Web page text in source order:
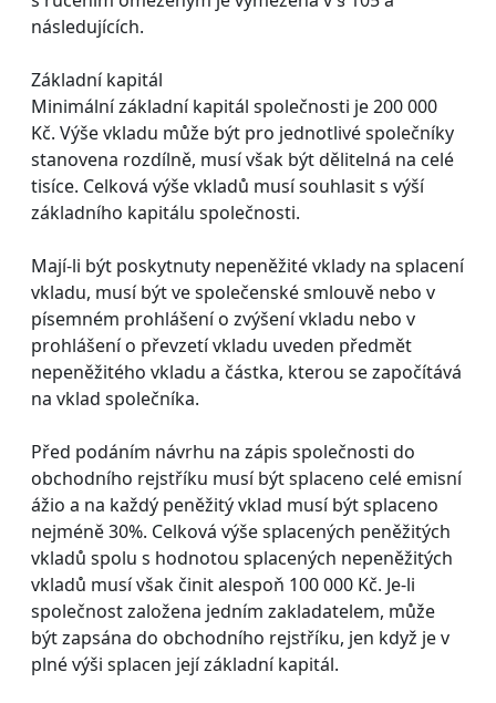
následujících.
Základní kapitál
Minimální základní kapitál společnosti je 200 000
Kč. Výše vkladu může být pro jednotlivé společníky
stanovena rozdílně, musí však být dělitelná na celé
tisíce. Celková výše vkladů musí souhlasit s výší
základního kapitálu společnosti.
Mají-li být poskytnuty nepeněžité vklady na splacení
vkladu, musí být ve společenské smlouvě nebo v
písemném prohlášení o zvýšení vkladu nebo v
prohlášení o převzetí vkladu uveden předmět
nepeněžitého vkladu a částka, kterou se započítává
na vklad společníka.
Před podáním návrhu na zápis společnosti do
obchodního rejstříku musí být splaceno celé emisní
ážio a na každý peněžitý vklad musí být splaceno
nejméně 30%. Celková výše splacených peněžitých
vkladů spolu s hodnotou splacených nepeněžitých
vkladů musí však činit alespoň 100 000 Kč. Je-li
společnost založena jedním zakladatelem, může
být zapsána do obchodního rejstříku, jen když je v
plné výši splacen její základní kapitál.